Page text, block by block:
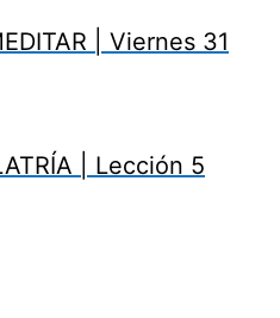
| Viernes 31
| Lección 5